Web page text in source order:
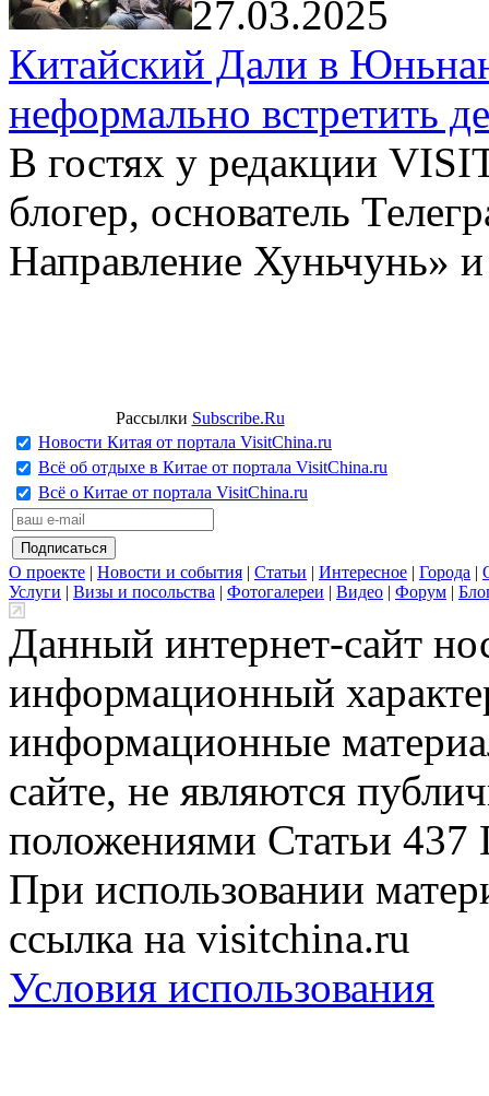
27.03.2025
Китайский Дали в
неформально встретить
В гостях у редакции
блогер, основатель
Направление Хуньчунь»
Рассылки Subscribe.Ru
Новости Китая от портала VisitChina.ru
Всё об отдыхе в Китае от портала VisitChina.ru
Всё о Китае от портала VisitChina.ru
О проекте | Новости и события | Статьи | Интересное | Города |
Услуги | Визы и посольства | Фотогалереи | Видео | Форум |
Данный интернет-сайт
информационный
информационные
сайте, не являются
положениями Статьи 437
При использовании
ссылка на visitchina.ru
Условия использования